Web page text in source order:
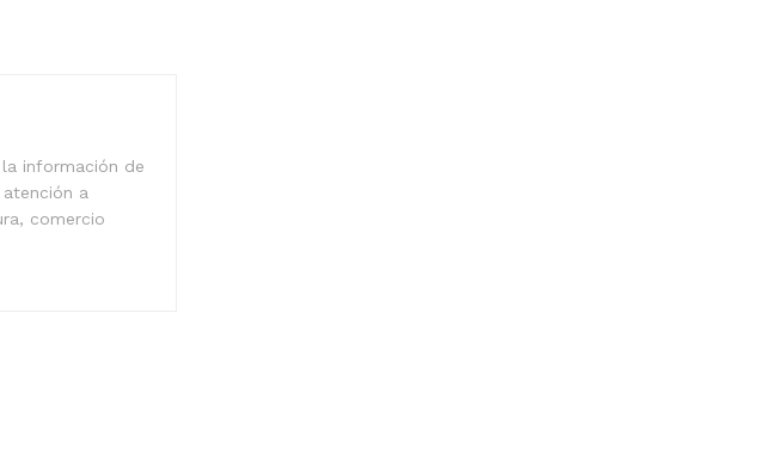
información de
a
comercio